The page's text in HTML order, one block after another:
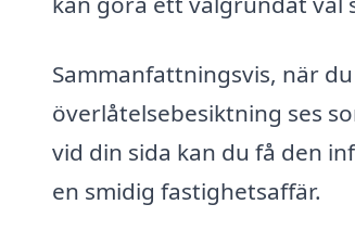
Sammanfattningsvis, när
överlåtelsebesiktning ses
vid din sida kan du få den
en smidig fastighetsaffär.